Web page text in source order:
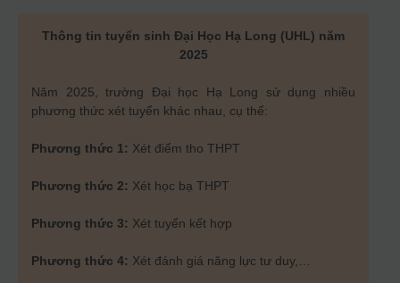
Thông tin tuyển sinh Đại Học Hạ Long (UHL) năm
2025
Năm 2025, trường Đại học Hạ Long sử dụng nhiều
phương thức xét tuyển khác nhau, cụ thể:
Phương thức 1: Xét điểm tho THPT
Phương thức 2: Xét học bạ THPT
Phương thức 3: Xét tuyển kết hợp
Phương thức 4: Xét đánh giá năng lực tư duy,…